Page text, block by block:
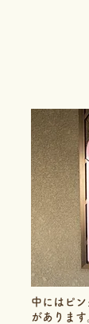
中にはピ
があります